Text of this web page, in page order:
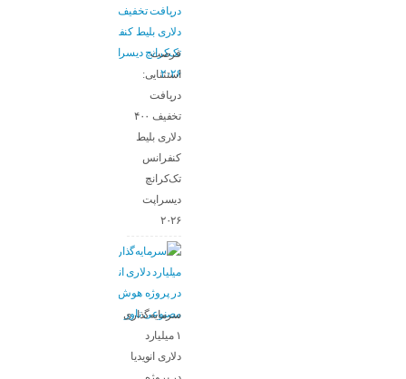
فرصت
استثنایی:
دریافت
تخفیف ۴۰۰
دلاری بلیط
کنفرانس
تک‌کرانچ
دیسراپت
۲۰۲۶
سرمایه‌گذاری
۱ میلیارد
دلاری انویدیا